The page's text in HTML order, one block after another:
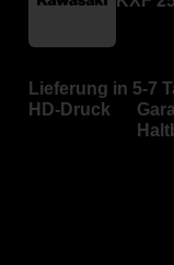
Lieferung in 5-7
HD-Druck